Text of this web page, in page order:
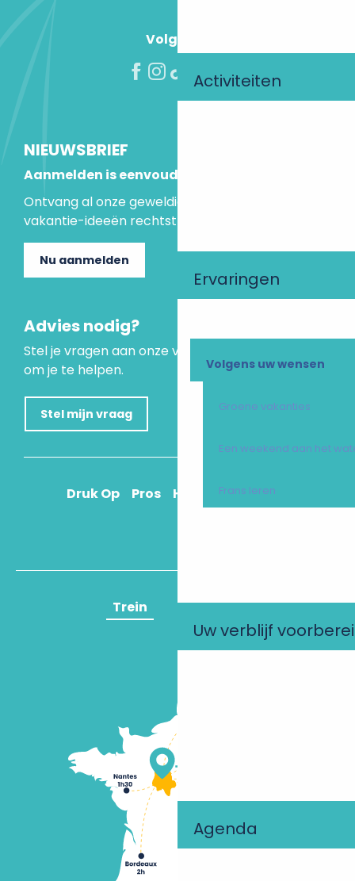
Activiteiten
Ervaringen
Volgens uw wensen
Groene vakanties
Een weekend aan het
Frans leren
Uw verblijf
Agenda
Volg ons!
NIEUWSBRIEF
Aanmelden is eenvoudig
Ontvang al onze geweldige aanbiedingen en
vakantie-ideeën rechtstreeks in je inbox.
Nu aanmelden
Advies nodig?
Stel je vragen aan onze virtuele assistent, die er is
om je te helpen.
Stel mijn vraag
Druk Op Pros Hoe kom ik daar?
Trein Vliegtuig